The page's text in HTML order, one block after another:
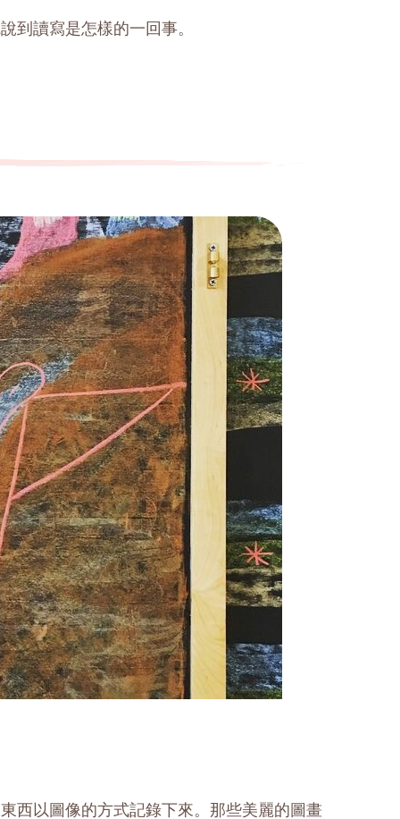
到讀寫是怎樣的一回事。
西以圖像的方式記錄下來。那些美麗的圖畫